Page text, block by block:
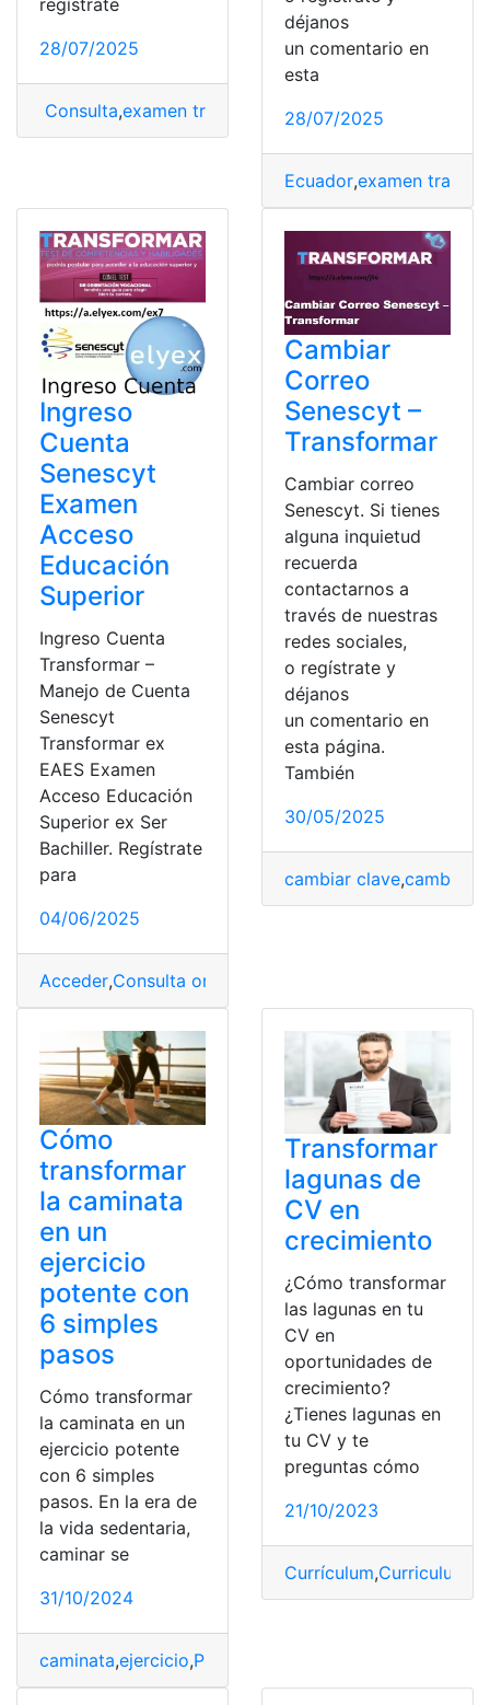
regístrate
28/07/2025
Consulta,examen transformar,Simulador,
déjanos
un comentario en
esta
28/07/2025
Ecuador,examen
Ingreso
Cuenta
Senescyt
Examen
Acceso
Educación
Superior
Ingreso Cuenta
Transformar –
Manejo de Cuenta
Senescyt
Transformar ex
EAES Examen
Acceso Educación
Superior ex Ser
Bachiller. Regístrate
para
04/06/2025
Acceder,Consulta online
Cambiar
Correo
Senescyt –
Transformar
Cambiar correo
Senescyt. Si tienes
alguna inquietud
recuerda
contactarnos a
través de nuestras
redes sociales,
o regístrate y
déjanos
un comentario en
esta página.
También
30/05/2025
cambiar clave,cambio
Cómo
transformar
la caminata
en un
ejercicio
potente con
6 simples
pasos
Cómo transformar
la caminata en un
ejercicio potente
con 6 simples
pasos. En la era de
la vida sedentaria,
caminar se
31/10/2024
caminata,ejercicio,Pasos
Transformar
lagunas de
CV en
crecimiento
¿Cómo transformar
las lagunas en tu
CV en
oportunidades de
crecimiento?
¿Tienes lagunas en
tu CV y te
preguntas cómo
21/10/2023
Currículum,Curriculum